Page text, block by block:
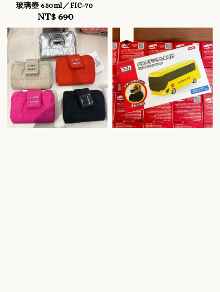
玻璃壺 650ml／FIC-70
Regular
price
NT$ 690